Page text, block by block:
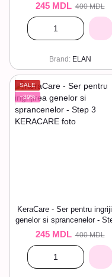
245 MDL 400 MDL
Brand ELAN
SALE
−39%
KeraCare - Ser pentru
genelor si sprancenelor -
245 MDL 400 MDL